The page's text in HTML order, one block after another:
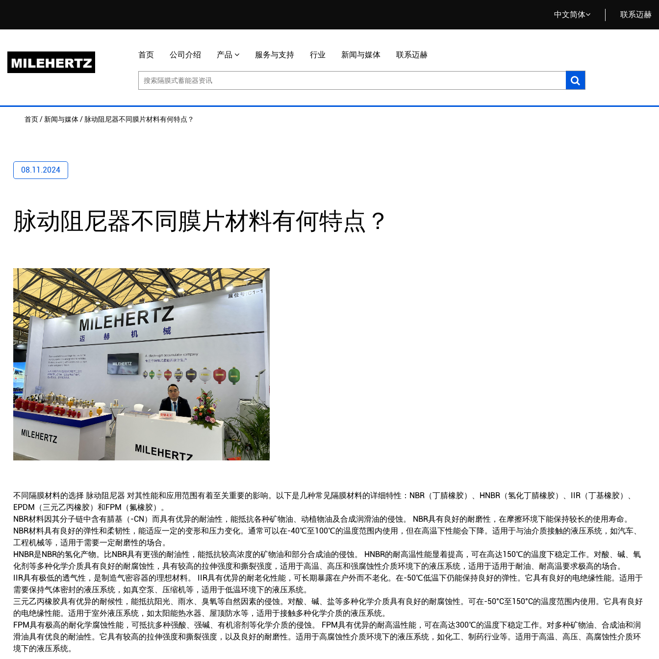
中文简体 联系迈赫
首页 公司介绍 产品 服务与支持 行业 新闻与媒体 联系迈赫
首页/ 新闻与媒体/ 脉动阻尼器不同膜片材料有何特点？
08.11.2024
脉动阻尼器不同膜片材料有何特点？
不同隔膜材料的选择 脉动阻尼器 对其性能和应用范围有着至关重要的影响。以下是几种常见隔膜材料的详细特性：NBR（丁腈橡胶）、HNBR（氢化丁腈橡胶）、IIR（丁基橡胶）、
EPDM（三元乙丙橡胶）和FPM（氟橡胶）。
NBR材料因其分子链中含有腈基（-CN）而具有优异的耐油性，能抵抗各种矿物油、动植物油及合成润滑油的侵蚀。 NBR具有良好的耐磨性，在摩擦环境下能保持较长的使用寿命。
NBR材料具有良好的弹性和柔韧性，能适应一定的变形和压力变化。通常可以在-40℃至100℃的温度范围内使用，但在高温下性能会下降。适用于与油介质接触的液压系统，如汽车、
工程机械等，适用于需要一定耐磨性的场合。
HNBR是NBR的氢化产物。比NBR具有更强的耐油性，能抵抗较高浓度的矿物油和部分合成油的侵蚀。 HNBR的耐高温性能显着提高，可在高达150℃的温度下稳定工作。对酸、碱、氧
化剂等多种化学介质具有良好的耐腐蚀性，具有较高的拉伸强度和撕裂强度，适用于高温、高压和强腐蚀性介质环境下的液压系统，适用于适用于耐油、耐高温要求极高的场合。
IIR具有极低的透气性，是制造气密容器的理想材料。 IIR具有优异的耐老化性能，可长期暴露在户外而不老化。在-50℃低温下仍能保持良好的弹性。它具有良好的电绝缘性能。适用于
需要保持气体密封的液压系统，如真空泵、压缩机等，适用于低温环境下的液压系统。
三元乙丙橡胶具有优异的耐候性，能抵抗阳光、雨水、臭氧等自然因素的侵蚀。对酸、碱、盐等多种化学介质具有良好的耐腐蚀性。可在-50°C至150°C的温度范围内使用。它具有良好
的电绝缘性能。适用于室外液压系统，如太阳能热水器、屋顶防水等，适用于接触多种化学介质的液压系统。
FPM具有极高的耐化学腐蚀性能，可抵抗多种强酸、强碱、有机溶剂等化学介质的侵蚀。 FPM具有优异的耐高温性能，可在高达300℃的温度下稳定工作。对多种矿物油、合成油和润
滑油具有优良的耐油性。它具有较高的拉伸强度和撕裂强度，以及良好的耐磨性。适用于高腐蚀性介质环境下的液压系统，如化工、制药行业等。适用于高温、高压、高腐蚀性介质环
境下的液压系统。